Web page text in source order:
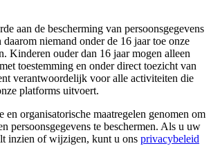
aan de bescherming van persoonsgegevens
​​daarom niemand onder de 16 jaar toe onze
Kinderen ouder dan 16 jaar mogen alleen
toestemming en onder direct toezicht van
verantwoordelijk voor alle activiteiten die
platforms uitvoert.
en organisatorische maatregelen genomen om
persoonsgegevens te beschermen. Als u uw
inzien of wijzigen, kunt u ons privacybeleid